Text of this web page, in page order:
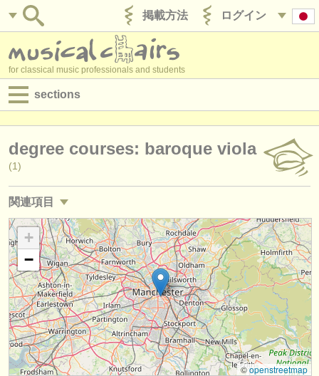
ログイン
掲載方法
for classical music professionals and students
sections
求人情報 (演奏関係の職)
求人情報 (管理者関連の職)
degree courses
講習会
コンクール
楽器の販売
盗まれた楽器
degree courses: baroque viola
(1)
関連項目
求人情報 (演奏関係の職): ヴィオラ (45)
求人情報 (教育関連の職): ヴィオラ (2)
講習会: ヴィオラ (18)
講習会: baroque viola (2)
degree courses: ヴィオラ (11)
+
−
©openstreetmap